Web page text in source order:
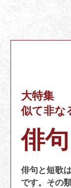
大特集
似て非な
俳
俳句と短歌
です。その